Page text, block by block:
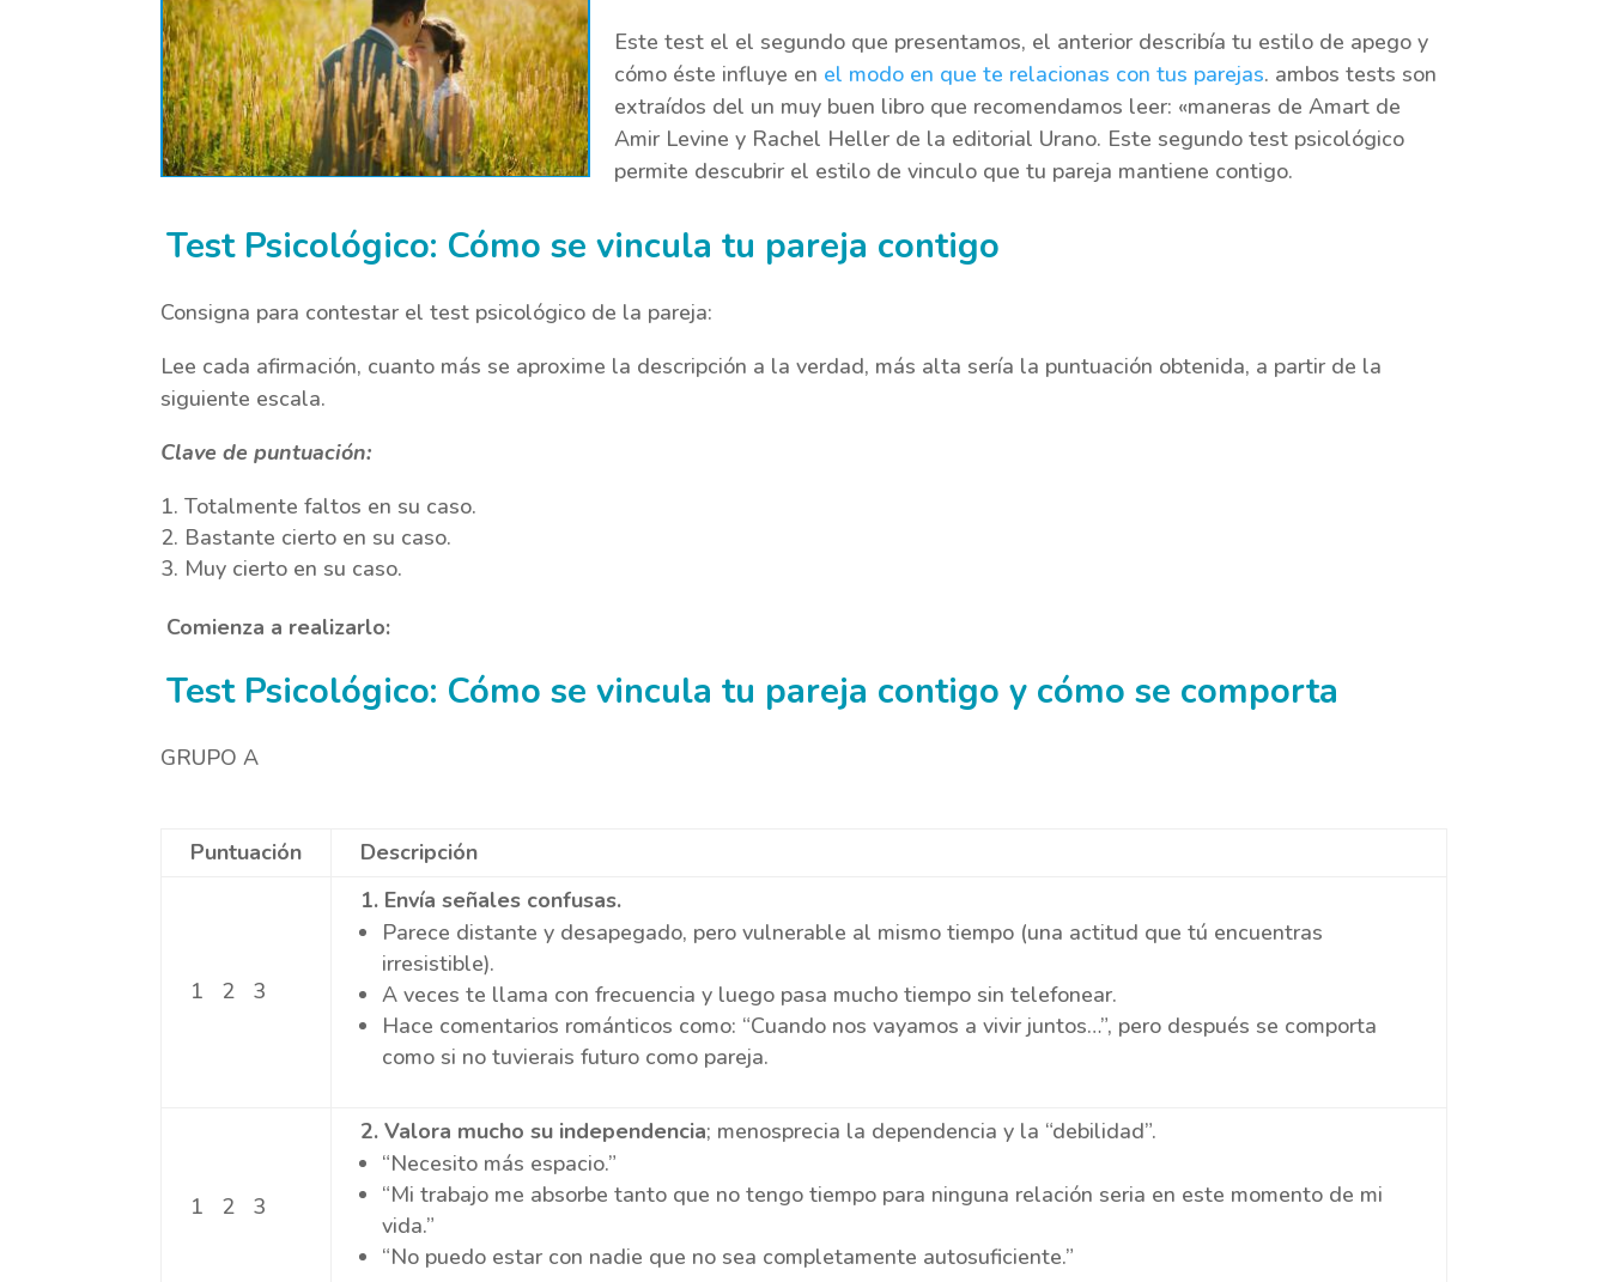
Este test el el segundo que presentamos, el anterior describía tu estilo de apego y
cómo éste influye en el modo en que te relacionas con tus parejas. ambos tests son
extraídos del un muy buen libro que recomendamos leer: «maneras de Amart de
Amir Levine y Rachel Heller de la editorial Urano. Este segundo test psicológico
permite descubrir el estilo de vinculo que tu pareja mantiene contigo.
Test Psicológico: Cómo se vincula tu pareja contigo
Consigna para contestar el test psicológico de la pareja:
Lee cada afirmación, cuanto más se aproxime la descripción a la verdad, más alta sería la puntuación obtenida, a partir de la
siguiente escala.
Clave de puntuación:
Totalmente faltos en su caso.
Bastante cierto en su caso.
Muy cierto en su caso.
Comienza a realizarlo:
Test Psicológico: Cómo se vincula tu pareja contigo y cómo se comporta
GRUPO A
Puntuación Descripción
1 2 3
1. Envía señales confusas.
Parece distante y desapegado, pero vulnerable al mismo tiempo (una actitud que tú encuentras
irresistible).
A veces te llama con frecuencia y luego pasa mucho tiempo sin telefonear.
Hace comentarios románticos como: “Cuando nos vayamos a vivir juntos…”, pero después se comporta
como si no tuvierais futuro como pareja.
1 2 3
2. Valora mucho su independencia; menosprecia la dependencia y la “debilidad”.
“Necesito más espacio.”
“Mi trabajo me absorbe tanto que no tengo tiempo para ninguna relación seria en este momento de mi
vida.”
“No puedo estar con nadie que no sea completamente autosuficiente.”